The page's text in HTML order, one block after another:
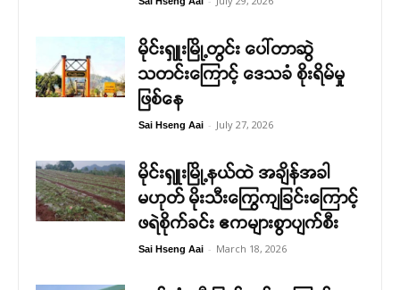
မိုင်းရှူးမြို့တွင်း ပေါ်တာဆွဲ
သတင်းကြောင့် ဒေသခံ စိုးရိမ်မှု
ဖြစ်နေ
Sai Hseng Aai - July 27, 2026
မိုင်းရှူးမြို့နယ်ထဲ အချိန်အခါ
မဟုတ် မိုးသီးကြွေကျခြင်းကြောင့်
ဖရဲစိုက်ခင်း ဧကများစွာပျက်စီး
Sai Hseng Aai - March 18, 2026